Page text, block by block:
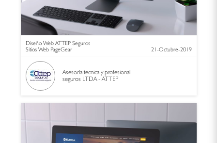
Diseño Web ATTEP Seguros
Sitios Web PageGear
21-Octubre-2019
Asesoría tecnica y profesional
seguros LTDA - ATTEP